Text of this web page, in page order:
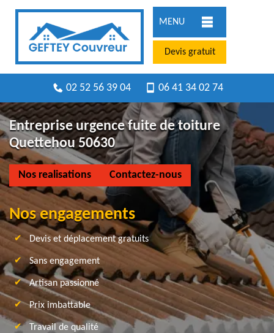
MENU
Devis gratuit
02 52 56 39 04 06 41 34 02 74
Entreprise urgence fuite de toiture
Quettehou 50630
Nos realisations Contactez-nous
Nos engagements
Devis et déplacement gratuits
Sans engagement
Artisan passionné
Prix imbattable
Travail de qualité